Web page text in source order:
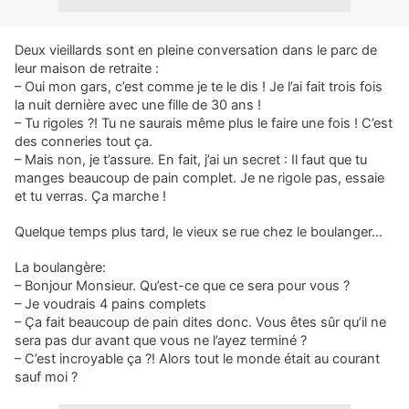
Deux vieillards sont en pleine conversation dans le parc de
leur maison de retraite :
– Oui mon gars, c’est comme je te le dis ! Je l’ai fait trois fois
la nuit dernière avec une fille de 30 ans !
– Tu rigoles ?! Tu ne saurais même plus le faire une fois ! C’est
des conneries tout ça.
– Mais non, je t’assure. En fait, j’ai un secret : Il faut que tu
manges beaucoup de pain complet. Je ne rigole pas, essaie
et tu verras. Ça marche !
Quelque temps plus tard, le vieux se rue chez le boulanger…
La boulangère:
– Bonjour Monsieur. Qu’est-ce que ce sera pour vous ?
– Je voudrais 4 pains complets
– Ça fait beaucoup de pain dites donc. Vous êtes sûr qu’il ne
sera pas dur avant que vous ne l’ayez terminé ?
– C’est incroyable ça ?! Alors tout le monde était au courant
sauf moi ?